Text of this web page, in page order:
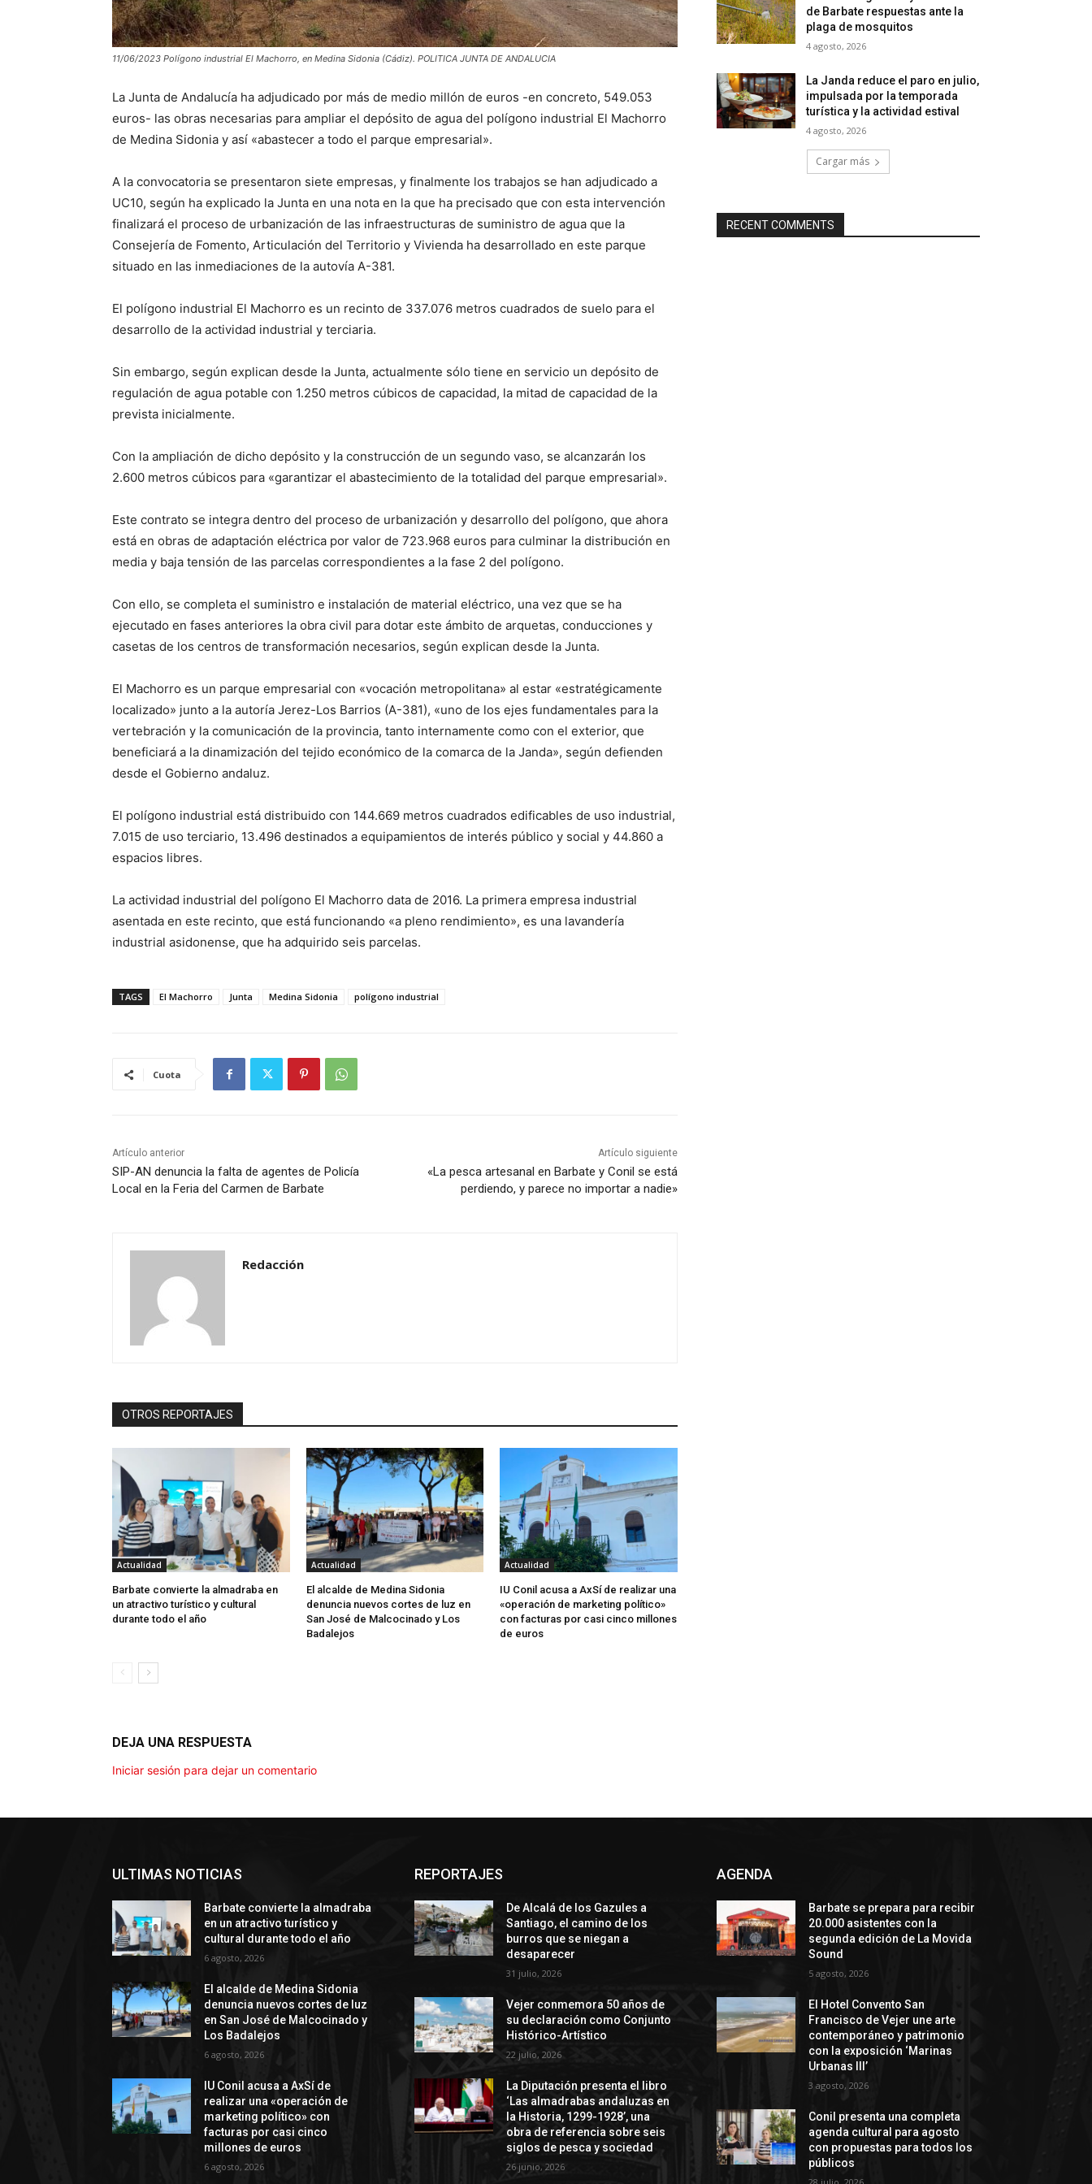
11/06/2023 Polígono industrial El Machorro, en Medina Sidonia (Cádiz). POLITICA JUNTA DE ANDALUCIA
La Junta de Andalucía ha adjudicado por más de medio millón de euros -en concreto, 549.053
euros- las obras necesarias para ampliar el depósito de agua del polígono industrial El Machorro
de Medina Sidonia y así «abastecer a todo el parque empresarial».
A la convocatoria se presentaron siete empresas, y finalmente los trabajos se han adjudicado a
UC10, según ha explicado la Junta en una nota en la que ha precisado que con esta intervención
finalizará el proceso de urbanización de las infraestructuras de suministro de agua que la
Consejería de Fomento, Articulación del Territorio y Vivienda ha desarrollado en este parque
situado en las inmediaciones de la autovía A-381.
El polígono industrial El Machorro es un recinto de 337.076 metros cuadrados de suelo para el
desarrollo de la actividad industrial y terciaria.
Sin embargo, según explican desde la Junta, actualmente sólo tiene en servicio un depósito de
regulación de agua potable con 1.250 metros cúbicos de capacidad, la mitad de capacidad de la
prevista inicialmente.
Con la ampliación de dicho depósito y la construcción de un segundo vaso, se alcanzarán los
2.600 metros cúbicos para «garantizar el abastecimiento de la totalidad del parque empresarial».
Este contrato se integra dentro del proceso de urbanización y desarrollo del polígono, que ahora
está en obras de adaptación eléctrica por valor de 723.968 euros para culminar la distribución en
media y baja tensión de las parcelas correspondientes a la fase 2 del polígono.
Con ello, se completa el suministro e instalación de material eléctrico, una vez que se ha
ejecutado en fases anteriores la obra civil para dotar este ámbito de arquetas, conducciones y
casetas de los centros de transformación necesarios, según explican desde la Junta.
El Machorro es un parque empresarial con «vocación metropolitana» al estar «estratégicamente
localizado» junto a la autoría Jerez-Los Barrios (A-381), «uno de los ejes fundamentales para la
vertebración y la comunicación de la provincia, tanto internamente como con el exterior, que
beneficiará a la dinamización del tejido económico de la comarca de la Janda», según defienden
desde el Gobierno andaluz.
El polígono industrial está distribuido con 144.669 metros cuadrados edificables de uso industrial,
7.015 de uso terciario, 13.496 destinados a equipamientos de interés público y social y 44.860 a
espacios libres.
La actividad industrial del polígono El Machorro data de 2016. La primera empresa industrial
asentada en este recinto, que está funcionando «a pleno rendimiento», es una lavandería
industrial asidonense, que ha adquirido seis parcelas.
TAGS El Machorro Junta Medina Sidonia polígono industrial
Cuota
Artículo anterior
SIP-AN denuncia la falta de agentes de Policía
Local en la Feria del Carmen de Barbate
Artículo siguiente
«La pesca artesanal en Barbate y Conil se está
perdiendo, y parece no importar a nadie»
Redacción
OTROS REPORTAJES
Actualidad
Barbate convierte la almadraba en
un atractivo turístico y cultural
durante todo el año
Actualidad
El alcalde de Medina Sidonia
denuncia nuevos cortes de luz en
San José de Malcocinado y Los
Badalejos
Actualidad
IU Conil acusa a AxSí de realizar una
«operación de marketing político»
con facturas por casi cinco millones
de euros
DEJA UNA RESPUESTA
Iniciar sesión para dejar un comentario
de Barbate respuestas ante la
plaga de mosquitos
4 agosto, 2026
La Janda reduce el paro en julio,
impulsada por la temporada
turística y la actividad estival
4 agosto, 2026
Cargar más
RECENT COMMENTS
ULTIMAS NOTICIAS
Barbate convierte la almadraba
en un atractivo turístico y
cultural durante todo el año
6 agosto, 2026
El alcalde de Medina Sidonia
denuncia nuevos cortes de luz
en San José de Malcocinado y
Los Badalejos
6 agosto, 2026
IU Conil acusa a AxSí de
realizar una «operación de
marketing político» con
facturas por casi cinco
millones de euros
6 agosto, 2026
REPORTAJES
De Alcalá de los Gazules a
Santiago, el camino de los
burros que se niegan a
desaparecer
31 julio, 2026
Vejer conmemora 50 años de
su declaración como Conjunto
Histórico-Artístico
22 julio, 2026
La Diputación presenta el libro
‘Las almadrabas andaluzas en
la Historia, 1299-1928’, una
obra de referencia sobre seis
siglos de pesca y sociedad
26 junio, 2026
AGENDA
Barbate se prepara para recibir
20.000 asistentes con la
segunda edición de La Movida
Sound
5 agosto, 2026
El Hotel Convento San
Francisco de Vejer une arte
contemporáneo y patrimonio
con la exposición ‘Marinas
Urbanas III’
3 agosto, 2026
Conil presenta una completa
agenda cultural para agosto
con propuestas para todos los
públicos